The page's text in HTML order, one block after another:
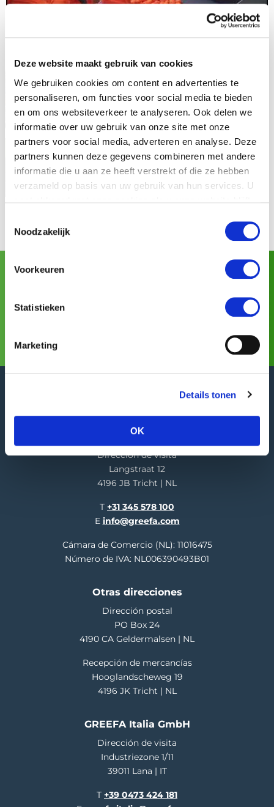
Deze website maakt gebruik van cookies
We gebruiken cookies om content en advertenties te
personaliseren, om functies voor social media te bieden
en om ons websiteverkeer te analyseren. Ook delen we
informatie over uw gebruik van onze site met onze
partners voor social media, adverteren en analyse. Deze
partners kunnen deze gegevens combineren met andere
informatie die u aan ze heeft verstrekt of die ze hebben
verzameld op basis van uw gebruik van hun services. U
Noodzakelijk
Voorkeuren
Statistieken
Marketing
Details tonen
OK
(02/09/2026 -
GREEFA Oficina central
Dirección de visita
Langstraat 12
4196 JB Tricht | NL
T +31 345 578 100
E info@greefa.com
Cámara de Comercio (NL): 11016475
Número de IVA: NL006390493B01
Otras direcciones
Dirección postal
PO Box 24
4190 CA Geldermalsen | NL
Recepción de mercancías
Hooglandscheweg 19
4196 JK Tricht | NL
GREEFA Italia GmbH
Dirección de visita
Industriezone 1/11
39011 Lana | IT
T +39 0473 424 181